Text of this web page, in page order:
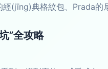
經(jīng)典格紋包、Prada
”全攻略